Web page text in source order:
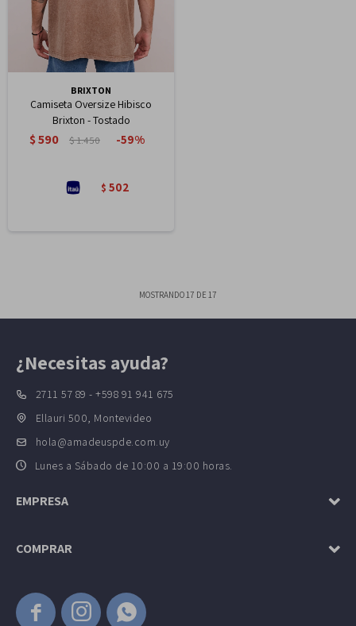
BRIXTON
Camiseta Oversize Hibisco
Brixton - Tostado
$590 $1.450 59
$ 502
MOSTRANDO 17 DE 17
  
¿Necesitas ayuda?
2711 57 89 - +598 91 941 675
Ellauri 500, Montevideo
hola@amadeuspde.com.uy
Lunes a Sábado de 10:00 a 19:00 horas.
EMPRESA
COMPRAR